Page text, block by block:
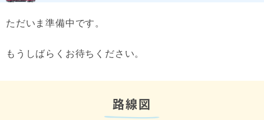
ただいま準備中です。
もうしばらくお待ちください。
路線図